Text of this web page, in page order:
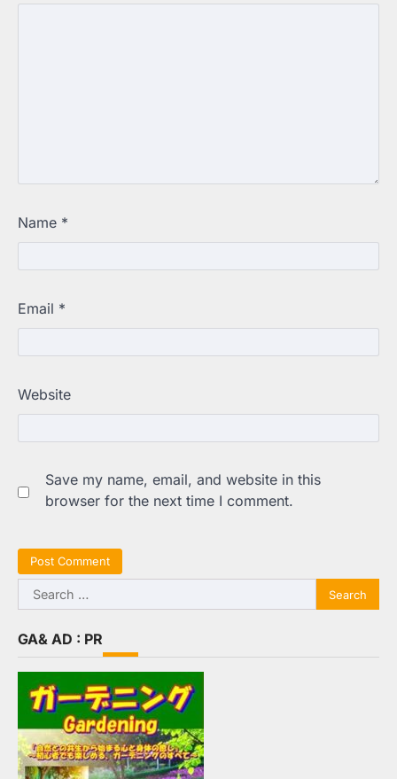
Name *
Email *
Website
Save my name, email, and website in this
browser for the next time I comment.
Search
for:
GA& AD : PR